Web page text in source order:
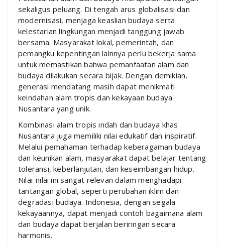
sekaligus peluang. Di tengah arus globalisasi dan
modernisasi, menjaga keaslian budaya serta
kelestarian lingkungan menjadi tanggung jawab
bersama. Masyarakat lokal, pemerintah, dan
pemangku kepentingan lainnya perlu bekerja sama
untuk memastikan bahwa pemanfaatan alam dan
budaya dilakukan secara bijak. Dengan demikian,
generasi mendatang masih dapat menikmati
keindahan alam tropis dan kekayaan budaya
Nusantara yang unik.
Kombinasi alam tropis indah dan budaya khas
Nusantara juga memiliki nilai edukatif dan inspiratif.
Melalui pemahaman terhadap keberagaman budaya
dan keunikan alam, masyarakat dapat belajar tentang
toleransi, keberlanjutan, dan keseimbangan hidup.
Nilai-nilai ini sangat relevan dalam menghadapi
tantangan global, seperti perubahan iklim dan
degradasi budaya. Indonesia, dengan segala
kekayaannya, dapat menjadi contoh bagaimana alam
dan budaya dapat berjalan beriringan secara
harmonis.